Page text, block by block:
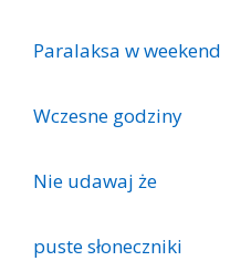
Paralaksa w weekend
Wczesne godziny
Nie udawaj że
puste słoneczniki